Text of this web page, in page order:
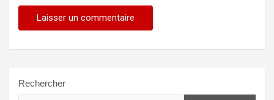
Rechercher